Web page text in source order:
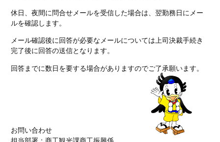
休日、夜間に問合せメールを受信した場合は、翌勤務日にメー
ルを確認します。
メール確認後に回答が必要なメールについては上司決裁手続き
完了後に回答の送信となります。
回答までに数日を要する場合がありますのでご了承願います。
お問い合わせ